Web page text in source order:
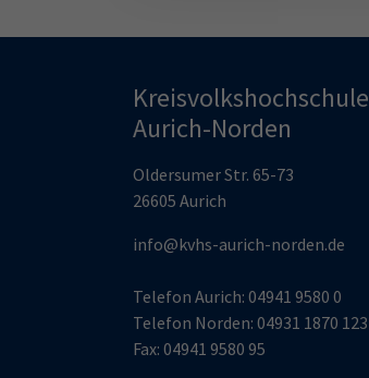
Kreisvolkshochschule
Aurich-Norden
Oldersumer Str. 65-73
26605 Aurich
info@kvhs-aurich-norden.de
Telefon Aurich: 04941 9580 0
Telefon Norden: 04931 1870 123
Fax: 04941 9580 95